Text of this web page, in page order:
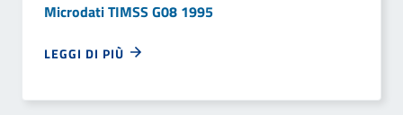
Microdati TIMSS G08 1995
LEGGI DI PIÙ